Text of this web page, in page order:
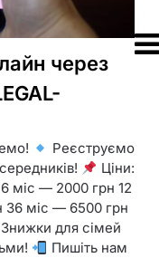
через
Реєструємо
Ціни:
міс — 2000 грн 12
36 міс — 6500 грн
Знижки для сімей
Пишіть нам